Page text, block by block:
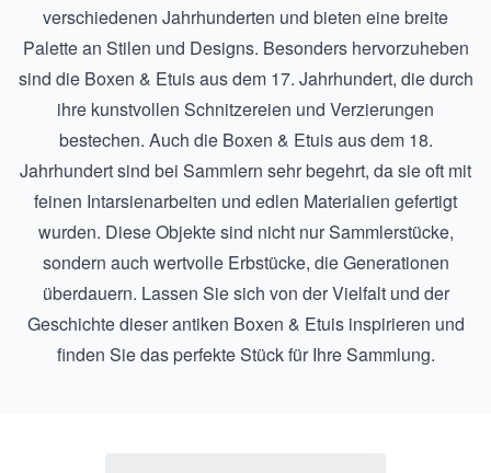
verschiedenen Jahrhunderten und bieten eine breite
Palette an Stilen und Designs. Besonders hervorzuheben
sind die Boxen & Etuis aus dem 17. Jahrhundert, die durch
ihre kunstvollen Schnitzereien und Verzierungen
bestechen. Auch die Boxen & Etuis aus dem 18.
Jahrhundertsind bei Sammlern sehr begehrt, da sie oft mit
feinen Intarsienarbeiten und edlen Materialien gefertigt
wurden. Diese Objekte sind nicht nur Sammlerstücke,
sondern auch wertvolle Erbstücke, die Generationen
überdauern. Lassen Sie sich von der Vielfalt und der
Geschichte dieser antiken Boxen & Etuis inspirieren und
finden Sie das perfekte Stück für Ihre Sammlung.